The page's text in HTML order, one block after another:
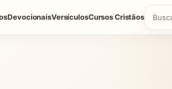
DevocionaisVersículosCursos Cristãos